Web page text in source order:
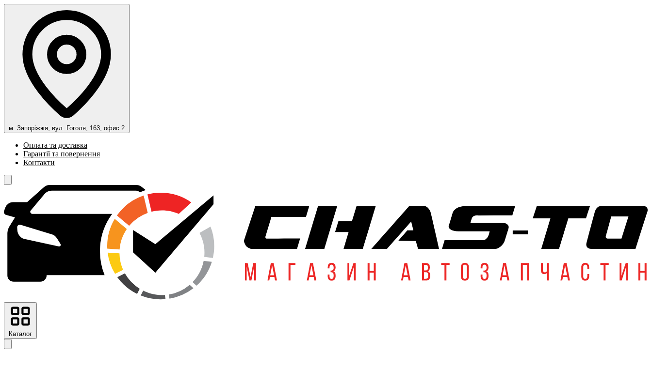
м. Запоріжжя, вул. Гоголя, 163, офис 2
Оплата та доставка
Гарантії та повернення
Контакти
Каталог